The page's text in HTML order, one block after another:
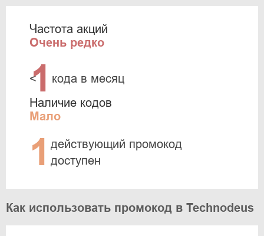
Частота акций
Очень редко
<
1 кода в месяц
Наличие кодов
Мало
1 действующий промокод
доступен
Как использовать промокод в Technodeus